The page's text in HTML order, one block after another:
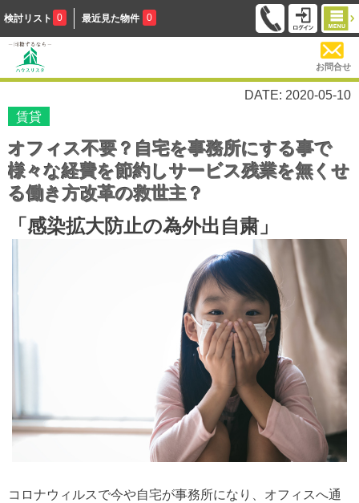
検討リスト 0 最近見た物件 0
お問合せ
DATE: 2020-05-10
賃貸
オフィス不要？自宅を事務所にする事で
様々な経費を節約しサービス残業を無くせ
る働き方改革の救世主？
「感染拡大防止の為外出自粛」
コロナウィルスで今や自宅が事務所になり、オフィスへ通